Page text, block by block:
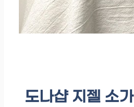
도나샵 지젤 소가